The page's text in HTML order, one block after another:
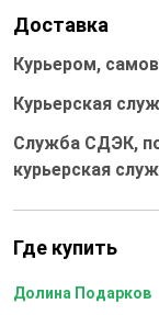
Доставка
Курьером,
Курьерская
Служба СДЭК,
курьерская
Где купить
Долина Подарков